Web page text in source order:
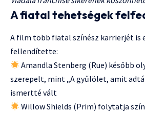
A fiatal tehetségek
A film több fiatal színész karrierjét is
fellendítette:
Amandla Stenberg (Rue) később
szerepelt, mint „A gyűlölet, amit
ismertté vált
Willow Shields (Prim) folytatja